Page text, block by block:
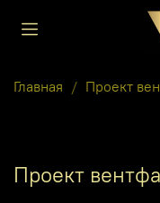
Главная Проект
Проект